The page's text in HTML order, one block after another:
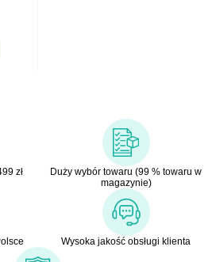
zł
Duży wybór towaru (99 % towaru w
magazynie)
Wysoka jakość obsługi klienta